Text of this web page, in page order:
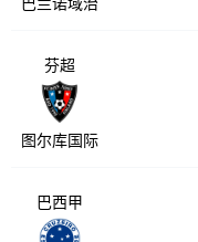
巴兰诺域治
芬超
图尔库国际
巴西甲